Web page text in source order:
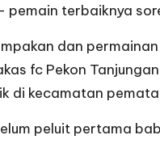
pemain terbaiknya
dan
fc Pekon
di kecamatan
peluit pertama